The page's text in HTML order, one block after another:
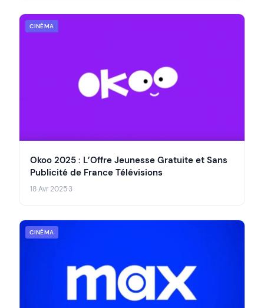
CINÉMA
Okoo 2025 : L’Offre Jeunesse Gratuite et Sans
Publicité de France Télévisions
18 Avr 2025·3
CINÉMA